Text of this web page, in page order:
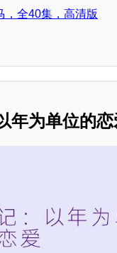
，全40集，高清版
年为单位的恋